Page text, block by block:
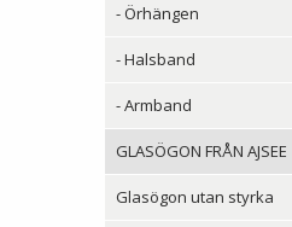
- Örhängen
- Halsband
- Armband
GLASÖGON FRÅN AJSEE
Glasögon utan styrka